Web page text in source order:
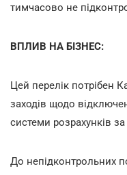
тимчасово не
ВПЛИВ НА БІЗНЕС:
Цей перелік потрібен
заходів щодо
системи розрахунків
До непідконтрольних